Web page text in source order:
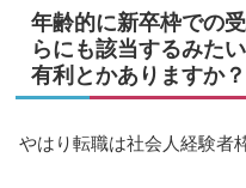
年齢的に新卒枠での
らにも該当するみた
有利とかありますか？
やはり転職は社会人経験者